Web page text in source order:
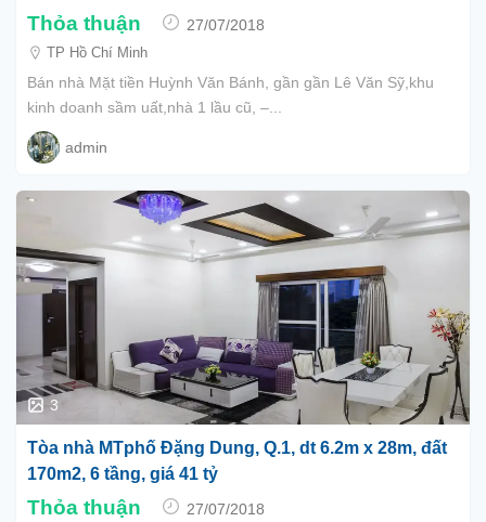
Thỏa thuận
27/07/2018
TP Hồ Chí Minh
Bán nhà Mặt tiền Huỳnh Văn Bánh, gần gần Lê Văn Sỹ,khu
kinh doanh sầm uất,nhà 1 lầu cũ, –...
admin
3
Tòa nhà MTphố Đặng Dung, Q.1, dt 6.2m x 28m, đất
170m2, 6 tầng, giá 41 tỷ
Thỏa thuận
27/07/2018